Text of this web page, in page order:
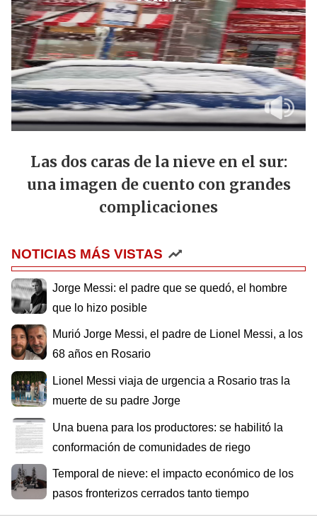
Las dos caras de la nieve en el sur:
una imagen de cuento con grandes
complicaciones
NOTICIAS MÁS VISTAS
Jorge Messi: el padre que se quedó, el hombre
que lo hizo posible
Murió Jorge Messi, el padre de Lionel Messi, a los
68 años en Rosario
Lionel Messi viaja de urgencia a Rosario tras la
muerte de su padre Jorge
Una buena para los productores: se habilitó la
conformación de comunidades de riego
Temporal de nieve: el impacto económico de los
pasos fronterizos cerrados tanto tiempo